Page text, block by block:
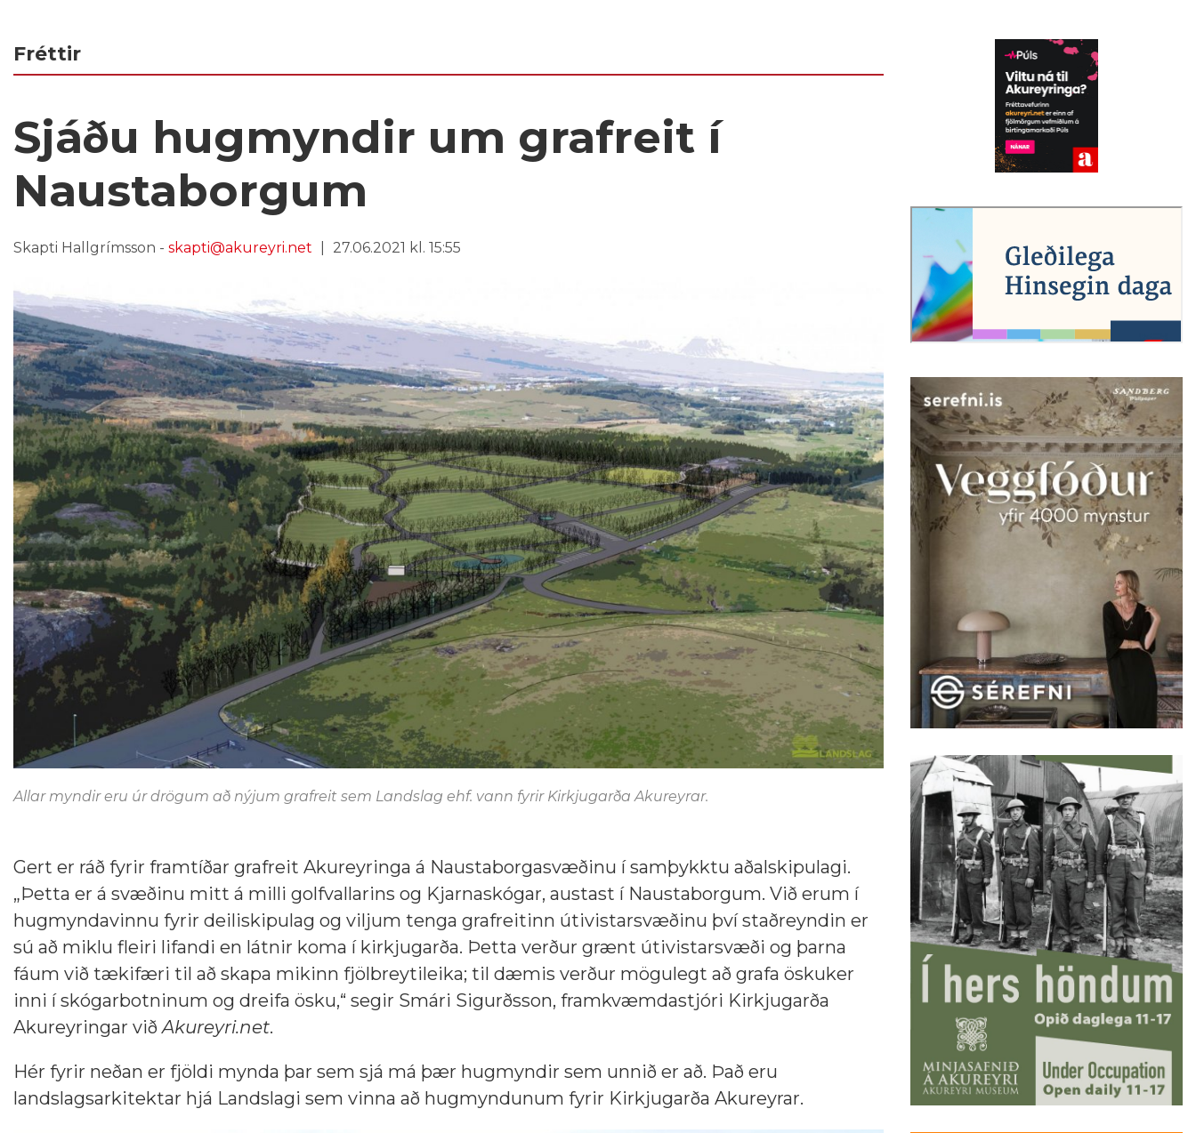
Fréttir
Sjáðu hugmyndir um grafreit í
Naustaborgum
Skapti Hallgrímsson - skapti@akureyri.net 27.06.2021 kl. 15:55
Allar myndir eru úr drögum að nýjum grafreit sem Landslag ehf. vann fyrir Kirkjugarða Akureyrar.
Gert er ráð fyrir framtíðar grafreit Akureyringa á Naustaborgasvæðinu í samþykktu aðalskipulagi.
„Þetta er á svæðinu mitt á milli golfvallarins og Kjarnaskógar, austast í Naustaborgum. Við erum í
hugmyndavinnu fyrir deiliskipulag og viljum tenga grafreitinn útivistarsvæðinu því staðreyndin er
sú að miklu fleiri lifandi en látnir koma í kirkjugarða. Þetta verður grænt útivistarsvæði og þarna
fáum við tækifæri til að skapa mikinn fjölbreytileika; til dæmis verður mögulegt að grafa öskuker
inni í skógarbotninum og dreifa ösku,“ segir Smári Sigurðsson, framkvæmdastjóri Kirkjugarða
Akureyringar viðAkureyri.net.
Hér fyrir neðan er fjöldi mynda þar sem sjá má þær hugmyndir sem unnið er að. Það eru
landslagsarkitektar hjá Landslagi sem vinna að hugmyndunum fyrir Kirkjugarða Akureyrar.